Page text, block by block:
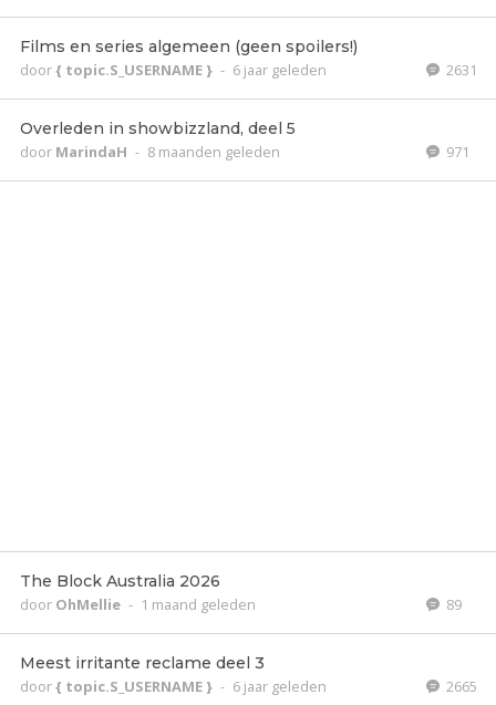
Films en series algemeen (geen spoilers!)
door{ topic.S_USERNAME } - 6 jaar geleden 2631
Overleden in showbizzland, deel 5
door MarindaH - 8 maanden geleden 971
The Block Australia 2026
door OhMellie - 1 maand geleden 89
Meest irritante reclame deel 3
door{ topic.S_USERNAME } - 6 jaar geleden 2665